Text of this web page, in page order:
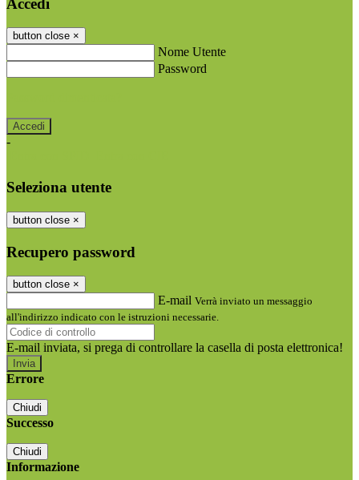
Accedi
button close ×
Nome Utente
Password
-
Seleziona utente
button close ×
Recupero password
button close ×
E-mail Verrà inviato un messaggio
all'indirizzo indicato con le istruzioni necessarie.
E-mail inviata, si prega di controllare la casella di posta elettronica!
Errore
Chiudi
Successo
Chiudi
Informazione